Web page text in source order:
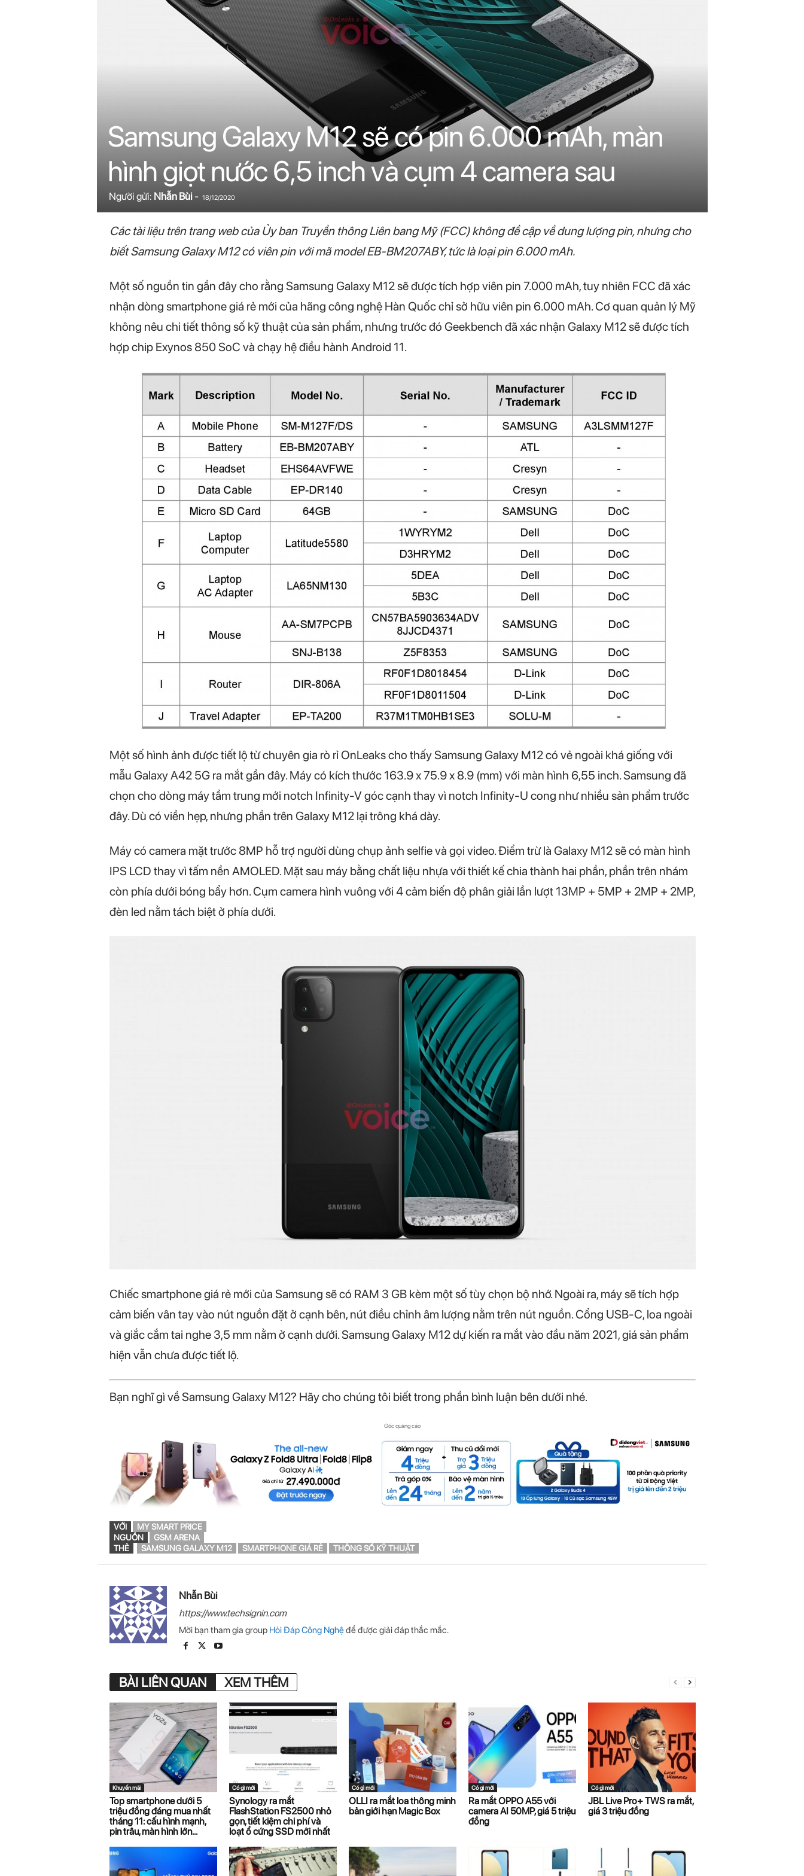
n
o
m
Samsung Galaxy M12 sẽ có pin 6.000 mAh, màn
hình giọt nước 6,5 inch và cụm 4 camera sau
Người gửi: Nhẫn Bùi- 18/12/2020
Các tài liệu trên trang web của Ủy ban Truyền thông Liên bang Mỹ (FCC) không đề cập về dung lượng pin, nhưng cho
biết Samsung Galaxy M12 có viên pin với mã model EB-BM207ABY, tức là loại pin 6.000 mAh.
Một số nguồn tin gần đây cho rằng Samsung Galaxy M12 sẽ được tích hợp viên pin 7.000 mAh, tuy nhiên FCC đã xác
nhận dòng smartphone giá rẻ mới của hãng công nghệ Hàn Quốc chỉ sở hữu viên pin 6.000 mAh. Cơ quan quản lý Mỹ
không nêu chi tiết thông số kỹ thuật của sản phẩm, nhưng trước đó Geekbench đã xác nhận Galaxy M12 sẽ được tích
hợp chip Exynos 850 SoC và chạy hệ điều hành Android 11.
Một số hình ảnh được tiết lộ từ chuyên gia rò rỉ OnLeaks cho thấy Samsung Galaxy M12 có vẻ ngoài khá giống với
mẫu Galaxy A42 5G ra mắt gần đây. Máy có kích thước 163.9 x 75.9 x 8.9 (mm) với màn hình 6,55 inch. Samsung đã
chọn cho dòng máy tầm trung mới notch Infinity-V góc cạnh thay vì notch Infinity-U cong như nhiều sản phẩm trước
đây. Dù có viền hẹp, nhưng phần trên Galaxy M12 lại trông khá dày.
Máy có camera mặt trước 8MP hỗ trợ người dùng chụp ảnh selfie và gọi video. Điểm trừ là Galaxy M12 sẽ có màn hình
IPS LCD thay vì tấm nền AMOLED. Mặt sau máy bằng chất liệu nhựa với thiết kế chia thành hai phần, phần trên nhám
còn phía dưới bóng bẩy hơn. Cụm camera hình vuông với 4 cảm biến độ phân giải lần lượt 13MP + 5MP + 2MP + 2MP,
đèn led nằm tách biệt ở phía dưới.
Chiếc smartphone giá rẻ mới của Samsung sẽ có RAM 3 GB kèm một số tùy chọn bộ nhớ. Ngoài ra, máy sẽ tích hợp
cảm biến vân tay vào nút nguồn đặt ở cạnh bên, nút điều chỉnh âm lượng nằm trên nút nguồn. Cổng USB-C, loa ngoài
và giắc cắm tai nghe 3,5 mm nằm ở cạnh dưới. Samsung Galaxy M12 dự kiến ra mắt vào đầu năm 2021, giá sản phẩm
hiện vẫn chưa được tiết lộ.
Bạn nghĩ gì về Samsung Galaxy M12? Hãy cho chúng tôi biết trong phần bình luận bên dưới nhé.
Góc quảng cáo
VỚI
MY SMART PRICE
NGUỒN
GSM ARENA
THẺ
SAMSUNG GALAXY M12 SMARTPHONE GIÁ RẺ THÔNG SỐ KỸ THUẬT
Nhẫn Bùi
https://www.techsignin.com
Mời bạn tham gia group Hỏi Đáp Công Nghệđể được giải đáp thắc mắc.
BÀI LIÊN QUAN XEM THÊM
Khuyến mãi
Top smartphone dưới 5
triệu đồng đáng mua nhất
tháng 11: cấu hình mạnh,
pin trâu, màn hình lớn…
Có gì mới
Synology ra mắt
FlashStation FS2500 nhỏ
gọn, tiết kiệm chi phí và
loạt ổ cứng SSD mới nhất
Có gì mới
OLLI ra mắt loa thông minh
bản giới hạn Magic Box
Có gì mới
Ra mắt OPPO A55 với
camera AI 50MP, giá 5 triệu
đồng
Có gì mới
JBL Live Pro+ TWS ra mắt,
giá 3 triệu đồng